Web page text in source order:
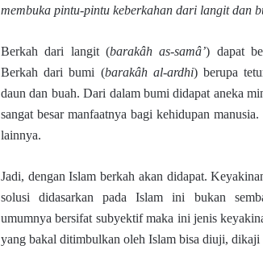
membuka pintu-pintu keberkahan dari langit dan
Berkah dari langit (barakâh as-samâ’) dapat
Berkah dari bumi (barakâh al-ardhi) berupa
daun dan buah. Dari dalam bumi didapat aneka
sangat besar manfaatnya bagi kehidupan
lainnya.
Jadi, dengan Islam berkah akan didapat.
solusi didasarkan pada Islam ini bukan
umumnya bersifat subyektif maka ini jenis
yang bakal ditimbulkan oleh Islam bisa diuji, dikaji